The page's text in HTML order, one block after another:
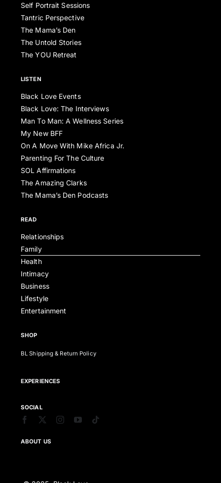
Self Portrait Sessions
Tantric Perspective
The Mama’s Den
The Untold Stories
The YOU Retreat
LISTEN
Black Love Events
Black Love: The Interviews
Man To Man: A Wellness Series
My New BFF
On A Move With Mike Africa Jr.
Parenting For The Culture
SOL Affirmations
The Amazing Clarks
The Mama’s Den Podcasts
READ
Relationships
Family
Health
Intimacy
Business
Lifestyle
Entertainment
SHOP
BL Shipping & Return Policy
EXPERIENCES
SOCIAL
ABOUT US